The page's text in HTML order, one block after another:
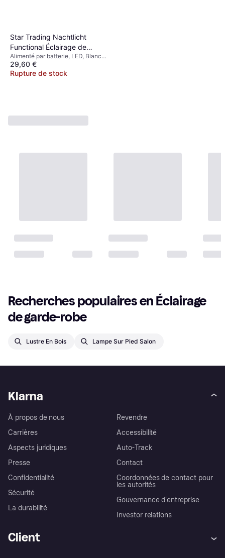
Star Trading Nachtlicht
Functional Éclairage de
garde-robe
Alimenté par batterie, LED, Blanc,
Classe IP: IP20
29,60 €
Rupture de stock
Recherches populaires en Éclairage
de garde-robe
Lustre En Bois Lampe Sur Pied Salon
Klarna
À propos de nous
Carrières
Aspects juridiques
Presse
Confidentialité
Sécurité
La durabilité
Revendre
Accessibilité
Auto-Track
Contact
Coordonnées de contact pour
les autorités
Gouvernance d’entreprise
Investor relations
Client